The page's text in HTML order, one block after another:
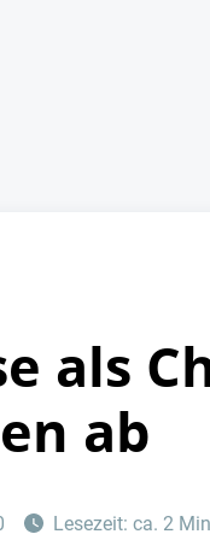
als
ab
Lesezeit: ca. 2